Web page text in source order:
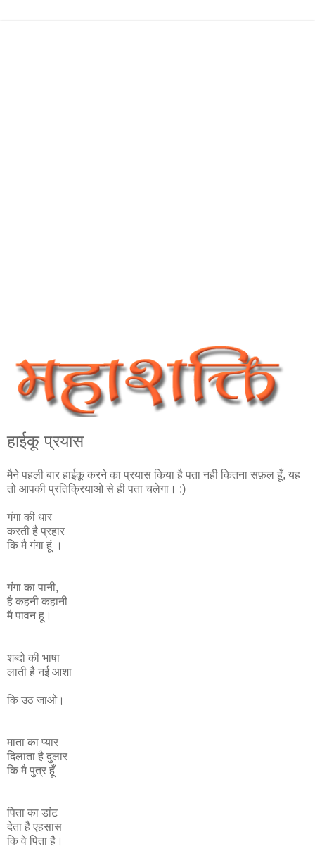
हाईकू प्रयास
मैने पहली बार हाईकू करने का प्रयास किया है पता नही कितना सफ़ल हूँ, यह
तो आपकी प्रतिक्रियाओ से ही पता चलेगा। :)
गंगा की धार
करती है प्रहार
कि मै गंगा हूं ।
गंगा का पानी,
है कहनी कहानी
मै पावन हू।
शब्‍दो की भाषा
लाती है नई आशा
कि उठ जाओ।
माता का प्यार
दिलाता है दुलार
कि मै पुत्र हूँ
पिता का डांट
देता है एहसास
कि वे पिता है।